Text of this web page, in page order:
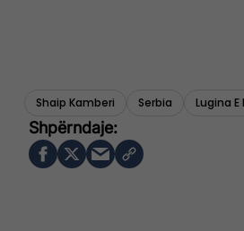
Shaip Kamberi Serbia Lugina